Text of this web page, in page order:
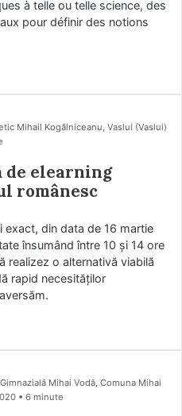
à telle ou telle science, des
pour définir des notions
Mihail Kogălniceanu, Vaslui (Vaslui)
elearning
românesc
exact, din data de 16 martie
însumând între 10 și 14 ore
realizez o alternativă viabilă
rapid necesităților
Mihai Vodă, Comuna Mihai
• 6 minute